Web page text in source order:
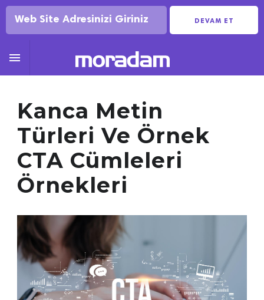
DEVAM ET

Kanca Metin
Türleri Ve Örnek
CTA Cümleleri
Örnekleri